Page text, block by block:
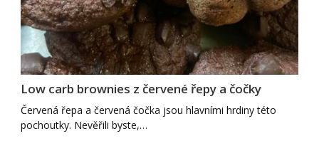
Low carb brownies z červené řepy a čočky
Červená řepa a červená čočka jsou hlavními hrdiny této
pochoutky. Nevěřili byste,…